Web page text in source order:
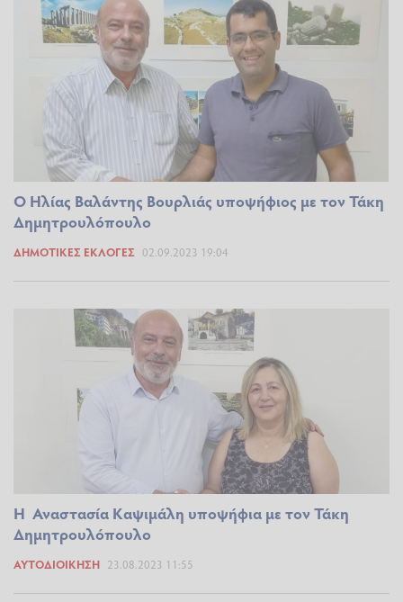
Ο Ηλίας Βαλάντης Βουρλιάς υποψήφιος με τον Τάκη
Δημητρουλόπουλο
ΔΗΜΟΤΙΚΈΣ ΕΚΛΟΓΈΣ 02.09.2023 19:04
Η Αναστασία Καψιμάλη υποψήφια με τον Τάκη
Δημητρουλόπουλο
ΑΥΤΟΔΙΟΊΚΗΣΗ 23.08.2023 11:55